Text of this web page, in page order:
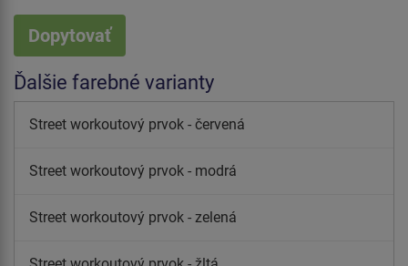
Dopytovať
Ďalšie farebné varianty
Street workoutový prvok - červená
Street workoutový prvok - modrá
Street workoutový prvok - zelená